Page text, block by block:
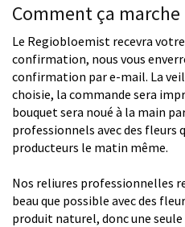
Comment ça marche
Le Regiobloemist recevra
confirmation, nous vous
confirmation par e-mail. La
choisie, la commande sera
bouquet sera noué à la main
professionnels avec des fleurs
producteurs le matin même.
Nos reliures professionnelles
beau que possible avec des
produit naturel, donc une